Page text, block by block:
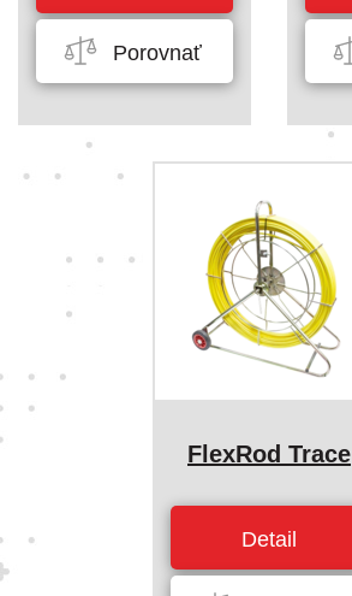
Porovnať
FlexRod Trace
Detail